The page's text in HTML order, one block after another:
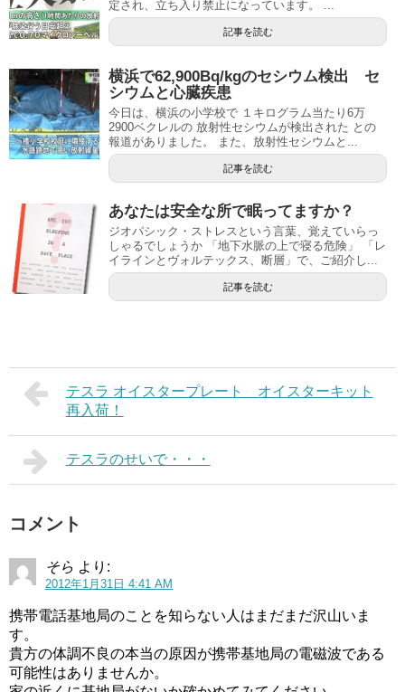
定され、立ち入り禁止になっています。 ...
記事を読む
横浜で62,900Bq/kgのセシウム検出 セ
シウムと心臓疾患
今日は、横浜の小学校で １キログラム当たり6万
2900ベクレルの 放射性セシウムが検出された との
報道がありました。 また、放射性セシウムと...
記事を読む
あなたは安全な所で眠ってますか？
ジオパシック・ストレスという言葉、覚えていらっ
しゃるでしょうか 「地下水脈の上で寝る危険」 「レ
イラインとヴォルテックス、断層」で、ご紹介し...
記事を読む
テスラ オイスタープレート オイスターキット
再入荷！
テスラのせいで・・・
コメント
そら より:
2012年1月31日 4:41 AM
携帯電話基地局のことを知らない人はまだまだ沢山いま
す。
貴方の体調不良の本当の原因が携帯基地局の電磁波である
可能性はありませんか。